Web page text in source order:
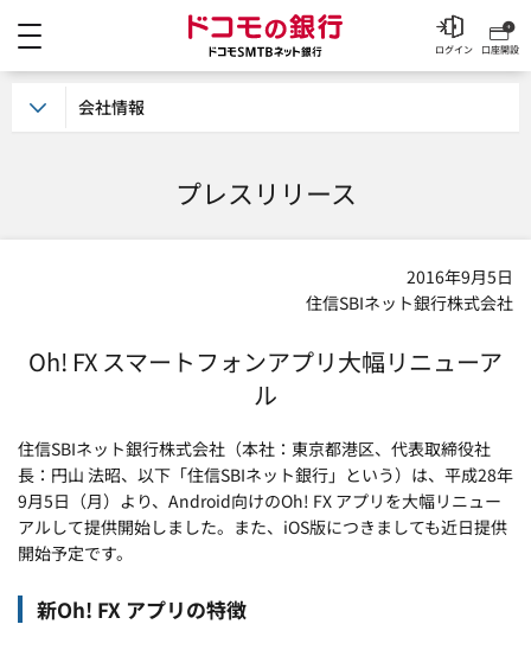
ドコモの銀行 ドコモ
口座開設
ログイン
プレスリリース
2016年9月5日
住信SBIネット銀行株式会社
Oh! FX スマートフォンアプリ大幅リニューア
ル
住信SBIネット銀行株式会社（本社：東京都港区、代表取締役社
長：円山 法昭、以下「住信SBIネット銀行」という）は、平成28年
9月5日（月）より、Android向けのOh! FX アプリを大幅リニュー
アルして提供開始しました。また、iOS版につきましても近日提供
開始予定です。
新Oh! FX アプリの特徴
会社情報